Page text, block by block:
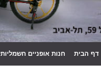
דף הבית חנות אופניים חשמליות